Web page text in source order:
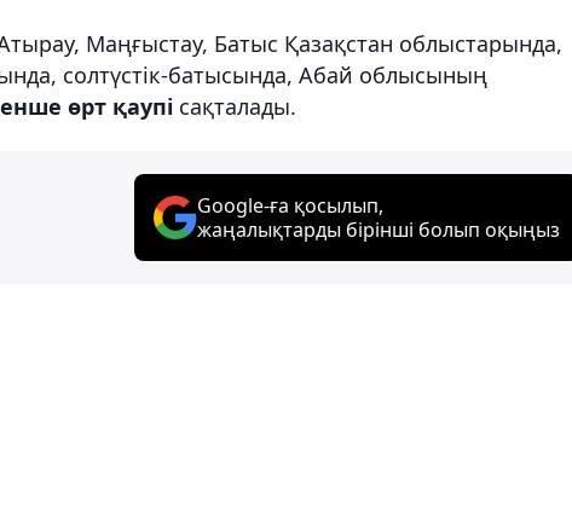
Маңғыстау, Батыс Қазақстан облыстарында,
солтүстік-батысында, Абай облысының
өрт қаупі сақталады.
Google-ға қосылып,
жаңалықтарды бірінші болып оқыңыз